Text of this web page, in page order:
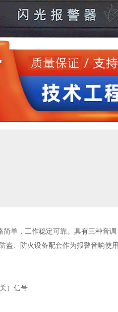
简单，工作稳定可靠。具有三种音
盗、防火设备配套作为报警音响
）信号